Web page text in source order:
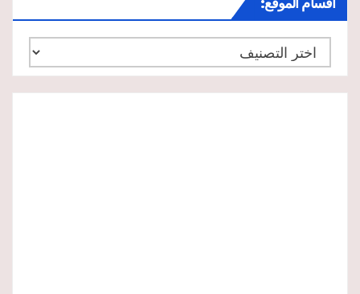
أقسام
الموقع: